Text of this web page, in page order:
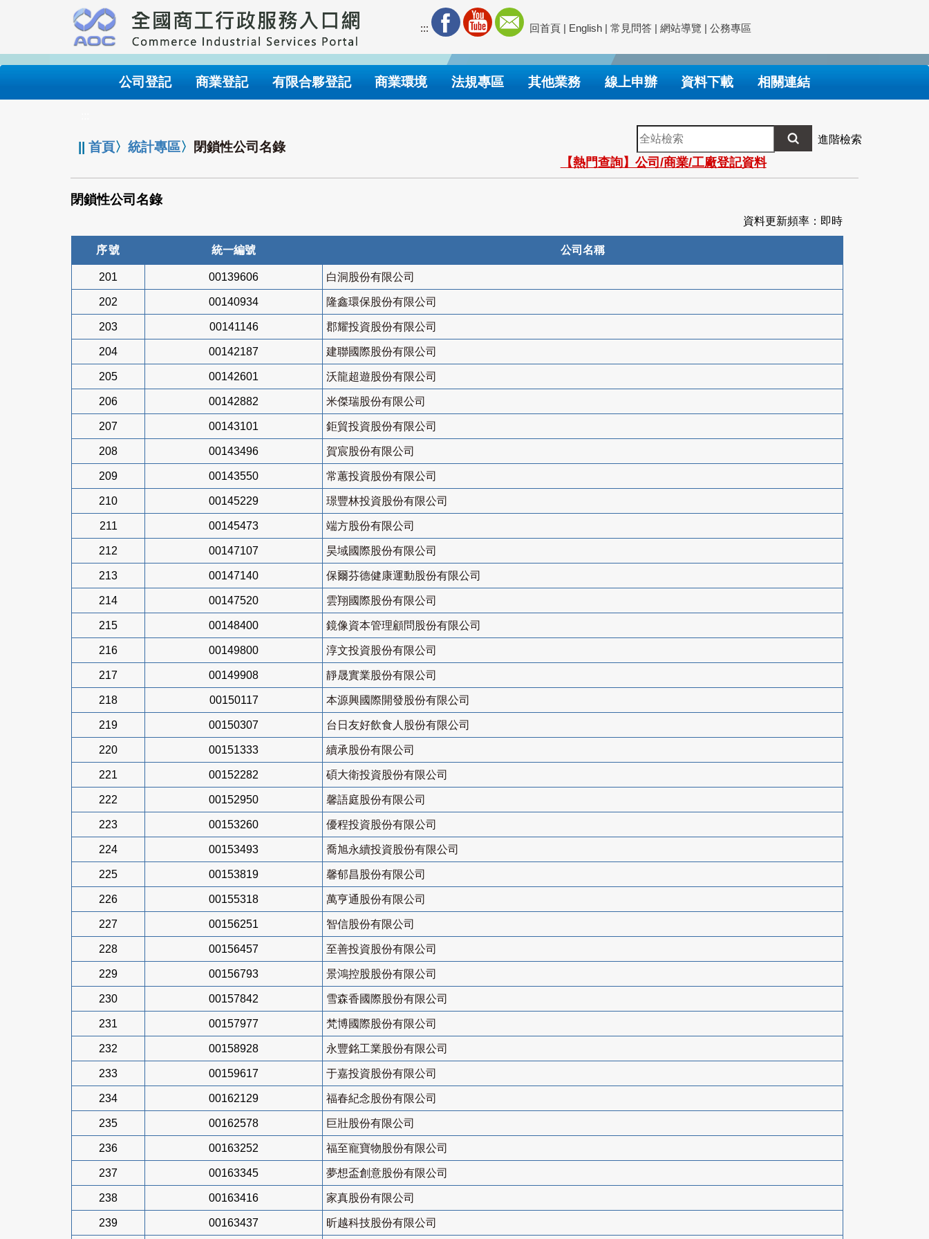
要
內
::: 回首頁 | English | 常見問答 | 網站導覽 | 公務專區
公司登記 商業登記 有限合夥登記 商業環境 法規專區 其他業務 線上申辦 資料下載 相關連結
||首頁〉統計專區〉 閉鎖性公司名錄
全
站
檢
索
進階檢索
【熱門查詢】公司/商業/工廠登記資料
閉鎖性公司名錄
資料更新頻率：即時
序號 統一編號 公司名稱
201 00139606 白洞股份有限公司
202 00140934 隆鑫環保股份有限公司
203 00141146 郡耀投資股份有限公司
204 00142187 建聯國際股份有限公司
205 00142601 沃龍超遊股份有限公司
206 00142882 米傑瑞股份有限公司
207 00143101 鉅貿投資股份有限公司
208 00143496 賀宸股份有限公司
209 00143550 常蕙投資股份有限公司
210 00145229 璟豐林投資股份有限公司
211 00145473 端方股份有限公司
212 00147107 昊域國際股份有限公司
213 00147140 保爾芬德健康運動股份有限公司
214 00147520 雲翔國際股份有限公司
215 00148400 鏡像資本管理顧問股份有限公司
216 00149800 淳文投資股份有限公司
217 00149908 靜晟實業股份有限公司
218 00150117 本源興國際開發股份有限公司
219 00150307 台日友好飲食人股份有限公司
220 00151333 續承股份有限公司
221 00152282 碩大衛投資股份有限公司
222 00152950 馨語庭股份有限公司
223 00153260 優程投資股份有限公司
224 00153493 喬旭永續投資股份有限公司
225 00153819 馨郁昌股份有限公司
226 00155318 萬亨通股份有限公司
227 00156251 智信股份有限公司
228 00156457 至善投資股份有限公司
229 00156793 景鴻控股股份有限公司
230 00157842 雪森香國際股份有限公司
231 00157977 梵博國際股份有限公司
232 00158928 永豐銘工業股份有限公司
233 00159617 于嘉投資股份有限公司
234 00162129 福春紀念股份有限公司
235 00162578 巨壯股份有限公司
236 00163252 福至寵寶物股份有限公司
237 00163345 夢想盃創意股份有限公司
238 00163416 家真股份有限公司
239 00163437 昕越科技股份有限公司